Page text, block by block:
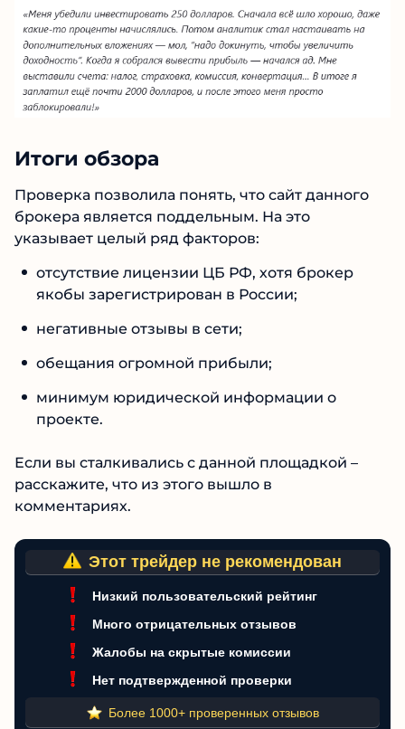
Итоги обзора
Проверка позволила понять, что сайт данного
брокера является поддельным. На это
якобы зарегистрирован в России;
негативные отзывы в сети;
минимум юридической информации о
проекте.
расскажите, что из этого вышло в
комментариях.
Этот трейдер не рекомендован
Жалобы на скрытые комиссии